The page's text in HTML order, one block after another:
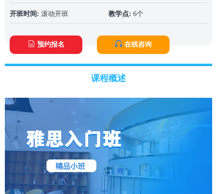
开班时间: 滚动开班 教学点: 6个
预约报名 在线咨询
课程概述